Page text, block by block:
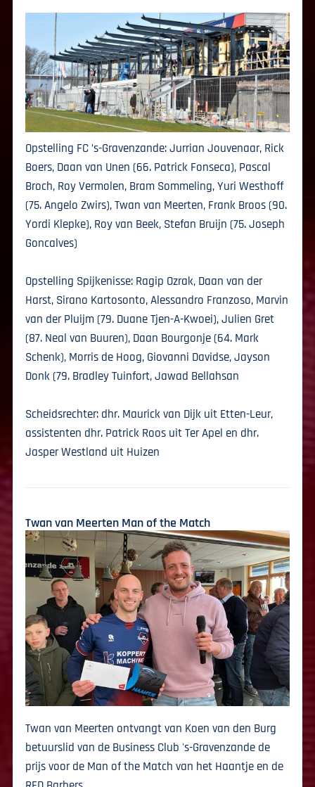
Opstelling FC ’s-Gravenzande: Jurrian Jouvenaar, Rick
Boers, Daan van Unen (66. Patrick Fonseca), Pascal
Broch, Roy Vermolen, Bram Sommeling, Yuri Westhoff
(75. Angelo Zwirs), Twan van Meerten, Frank Broos (90.
Yordi Klepke), Roy van Beek, Stefan Bruijn (75. Joseph
Goncalves)
Opstelling Spijkenisse: Ragip Ozrak, Daan van der
Harst, Sirano Kartosonto, Alessandro Franzoso, Marvin
van der Pluijm (79. Duane Tjen-A-Kwoei), Julien Gret
(87. Neal van Buuren), Daan Bourgonje (64. Mark
Schenk), Morris de Hoog, Giovanni Davidse, Jayson
Donk (79. Bradley Tuinfort, Jawad Bellahsan
Scheidsrechter: dhr. Maurick van Dijk uit Etten-Leur,
assistenten dhr. Patrick Roos uit Ter Apel en dhr.
Jasper Westland uit Huizen
Twan van Meerten Man of the Match
Twan van Meerten ontvangt van Koen van den Burg
betuurslid van de Business Club 's-Gravenzande de
prijs voor de Man of the Match van het Haantje en de